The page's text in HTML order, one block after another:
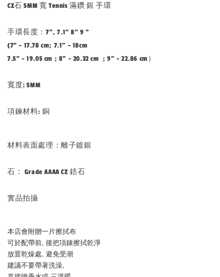
CZ石 5MM 寬 Tennis 滿鑽 銀 手環
手環長度：7", 7.1" 8" 9 "
(7" - 17.78 cm; 7.1" - 18cm
7.5" - 19.05 cm ; 8" - 20.32 cm ; 9" - 22.86 cm）
寬度: 5MM
項鍊材料: 銅
材料表面處理：離子鍍銀
石： Grade AAAA CZ 鋯石
實品拍攝
本店會附贈一片擦拭布
可於配帶前, 後把項錬擦拭乾淨
放置乾燥處, 避免受潮
建議不要帶著洗澡,